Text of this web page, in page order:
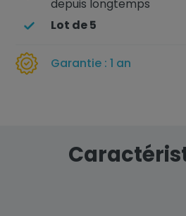
depuis longtemps
Lot de 5
Garantie : 1 an